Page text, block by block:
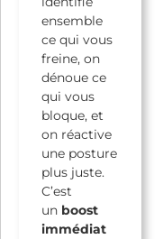
ensemble
ce qui vous
freine, on
dénoue ce
qui vous
bloque, et
on réactive
une posture
plus juste.
C’est
un boost
immédiat